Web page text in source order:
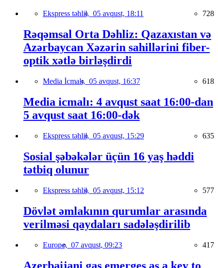
Ekspress təhlil, 05 avqust, 18:11 728
Rəqəmsal Orta Dəhliz: Qazaxıstan və
Azərbaycan Xəzərin sahillərini fiber-
optik xətlə birləşdirdi
Media İcmalı, 05 avqust, 16:37 618
Media icmalı: 4 avqust saat 16:00-dan
5 avqust saat 16:00-dək
Ekspress təhlil, 05 avqust, 15:29 635
Sosial şəbəkələr üçün 16 yaş həddi
tətbiq olunur
Ekspress təhlil, 05 avqust, 15:12 577
Dövlət əmlakının qurumlar arasında
verilməsi qaydaları sadələşdirilib
Europe, 07 avqust, 09:23 417
Azerbaijani gas emerges as a key to